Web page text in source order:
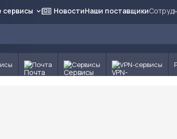
сервисы НовостиНаши поставщики
Почта Сервисы VPN-сервисы